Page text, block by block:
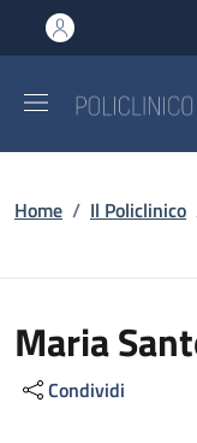
al contenuto
to footer content
Briciole di
Home / Il Policlinico
Maria
Condividi